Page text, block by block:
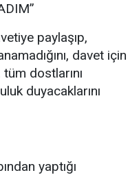
paylaşıp,
davet için
dostlarını
duyacaklarını
yaptığı